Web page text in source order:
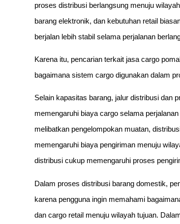
proses distribusi berlangsung menuju
barang elektronik, dan kebutuhan retail
berjalan lebih stabil selama perjalanan
Karena itu, pencarian terkait jasa cargo
bagaimana sistem cargo digunakan dalam
Selain kapasitas barang, jalur distribusi dan
memengaruhi biaya cargo selama
melibatkan pengelompokan muatan,
memengaruhi biaya pengiriman menuju
distribusi cukup memengaruhi proses
Dalam proses distribusi barang domestik,
karena pengguna ingin memahami
dan cargo retail menuju wilayah tujuan.